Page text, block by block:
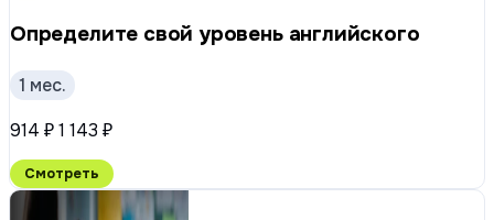
Определите свой уровень английского
1 мес.
914 ₽1 143 ₽
Смотреть